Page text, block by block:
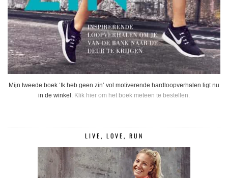
Mijn tweede boek ‘Ik heb geen zin’ vol motiverende hardloopverhalen ligt nu
in de winkel. Klik hier om het boek meteen te bestellen.
LIVE, LOVE, RUN